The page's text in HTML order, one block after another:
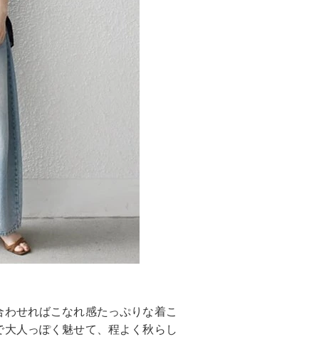
わせればこなれ感たっぷりな着こ
人っぽく魅せて、程よく秋らし